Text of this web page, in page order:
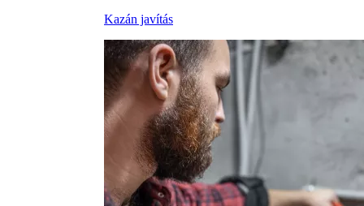
Kazán javítás